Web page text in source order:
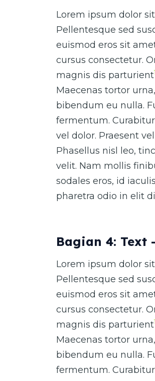
Lorem ipsum dolor
Pellentesque sed
euismod eros sit
cursus consectetur.
magnis dis parturient1
Maecenas tortor
bibendum eu nulla.
fermentum.
vel dolor. Praesent
Phasellus nisl leo,
velit. Nam mollis
sodales eros, id
pharetra odio in elit
Bagian 4: Text
Lorem ipsum dolor
Pellentesque sed
euismod eros sit
cursus consectetur.
magnis dis parturient1
Maecenas tortor
bibendum eu nulla.
fermentum.